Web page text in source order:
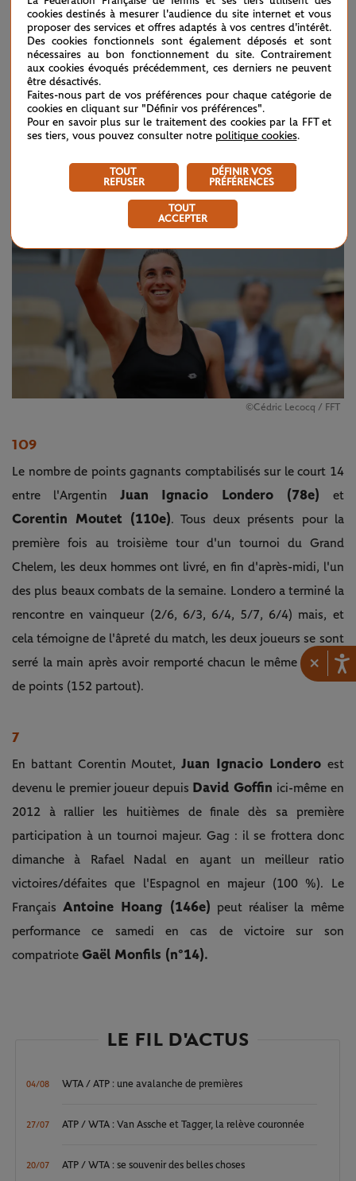
×
Petra Martic (n°31), qui a joué aujourd'hui son match le
plus serré du tournoi (6/3, 6/3). Après cette entame
pétaradante, se voit-elle aller loin ?"Je ne sais pas. Je ne
connais pas mon tableau. Je ne veux pas regarder le tirage.
Je veux connaître ma prochaine adversaire et m'en tenir là,
c'est ce qui me permet de rester calme et de bien jouer."
©Cédric Lecocq / FFT
109
Le nombre de points gagnants comptabilisés sur le court 14
entre l'Argentin Juan Ignacio Londero (78e) et
Corentin Moutet (110e). Tous deux présents pour la
première fois au troisième tour d'un tournoi du Grand
Chelem, les deux hommes ont livré, en fin d'après-midi, l'un
des plus beaux combats de la semaine. Londero a terminé la
rencontre en vainqueur (2/6, 6/3, 6/4, 5/7, 6/4) mais, et
cela témoigne de l'âpreté du match, les deux joueurs se sont
serré la main après avoir remporté chacun le même nombre
de points (152 partout).
7
En battant Corentin Moutet,Juan Ignacio Londero est
devenu le premier joueur depuis David Goffin ici-même en
2012 à rallier les huitièmes de finale dès sa première
participation à un tournoi majeur. Gag : il se frottera donc
dimanche à Rafael Nadal en ayant un meilleur ratio
victoires/défaites que l'Espagnol en majeur (100 %). Le
FrançaisAntoine Hoang (146e) peut réaliser la même
performance ce samedi en cas de victoire sur son
compatriote Gaël Monfils (n°14).
LE FIL D'ACTUS
04/08 WTA / ATP : une avalanche de premières
27/07 ATP / WTA : Van Assche et Tagger, la relève couronnée
20/07 ATP / WTA : se souvenir des belles choses
cookies destinés à mesurer l'audience du site internet et vous
proposer des services et offres adaptés à vos centres d'intérêt.
Des cookies fonctionnels sont également déposés et sont
nécessaires au bon fonctionnement du site. Contrairement
aux cookies évoqués précédemment, ces derniers ne peuvent
être désactivés.
Faites-nous part de vos préférences pour chaque catégorie de
cookies en cliquant sur "Définir vos préférences".
Pour en savoir plus sur le traitement des cookies par la FFT et
ses tiers, vous pouvez consulter notre politique cookies.
TOUT
REFUSER
DÉFINIR VOS
PRÉFÉRENCES
TOUT
ACCEPTER